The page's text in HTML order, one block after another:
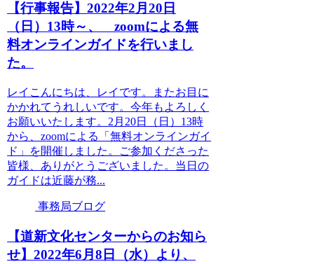
【行事報告】2022年2月20日
（日）13時～、 zoomによる無
料オンラインガイドを行いまし
た。
レイこんにちは、レイです。またお目に
かかれてうれしいです。今年もよろしく
お願いいたします。2月20日（日）13時
から、zoomによる「無料オンラインガイ
ド」を開催しました。ご参加くださった
皆様、ありがとうございました。当日の
ガイドは近藤が務...
事務局ブログ
【道新文化センターからのお知ら
せ】2022年6月8日（水）より、